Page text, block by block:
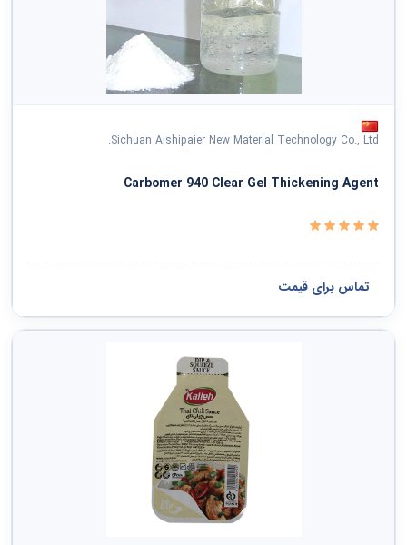
Sichuan Aishipaier New Material Technology Co., Ltd.
Carbomer 940 Clear Gel Thickening Agent
تماس برای قیمت